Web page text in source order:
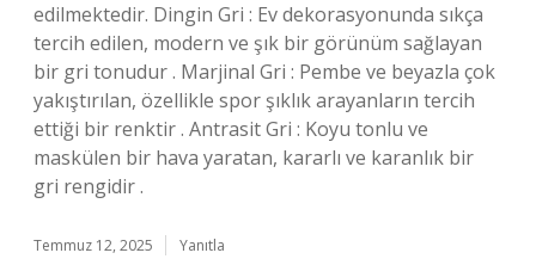
edilmektedir. Dingin Gri : Ev dekorasyonunda sıkça
tercih edilen, modern ve şık bir görünüm sağlayan
bir gri tonudur . Marjinal Gri : Pembe ve beyazla çok
yakıştırılan, özellikle spor şıklık arayanların tercih
ettiği bir renktir . Antrasit Gri : Koyu tonlu ve
maskülen bir hava yaratan, kararlı ve karanlık bir
gri rengidir .
Temmuz 12, 2025 Yanıtla